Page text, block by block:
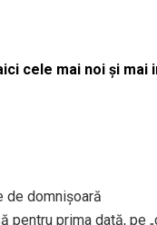
cele mai noi și
de domnișoară
pentru prima dată, pe